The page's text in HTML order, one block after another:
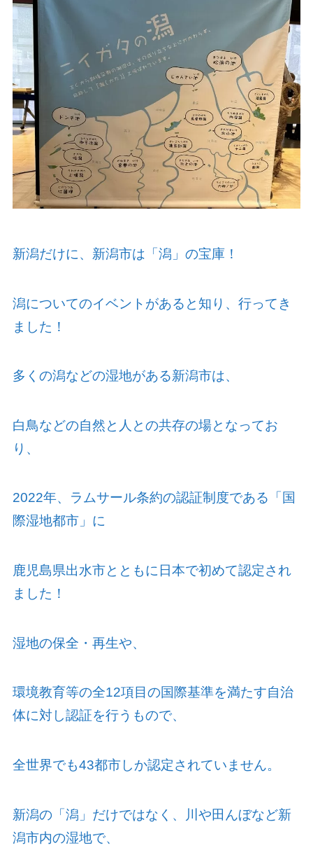
新潟だけに、新潟市は「潟」の宝庫！
潟についてのイベントがあると知り、行ってき
ました！
多くの潟などの湿地がある新潟市は、
白鳥などの自然と人との共存の場となってお
り、
2022年、ラムサール条約の認証制度である「国
際湿地都市」に
鹿児島県出水市とともに日本で初めて認定され
ました！
湿地の保全・再生や、
環境教育等の全12項目の国際基準を満たす自治
体に対し認証を行うもので、
全世界でも43都市しか認定されていません。
新潟の「潟」だけではなく、川や田んぼなど新
潟市内の湿地で、